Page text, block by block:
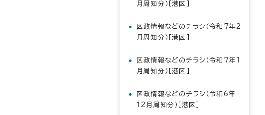
月周知分）［港区］
区政情報などのチラシ（令和7年2
月周知分）［港区］
区政情報などのチラシ（令和7年1
月周知分）［港区］
区政情報などのチラシ（令和6年
12月周知分）［港区］